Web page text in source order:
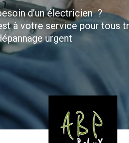
d’un électricien ?
à votre service pour tous
urgent